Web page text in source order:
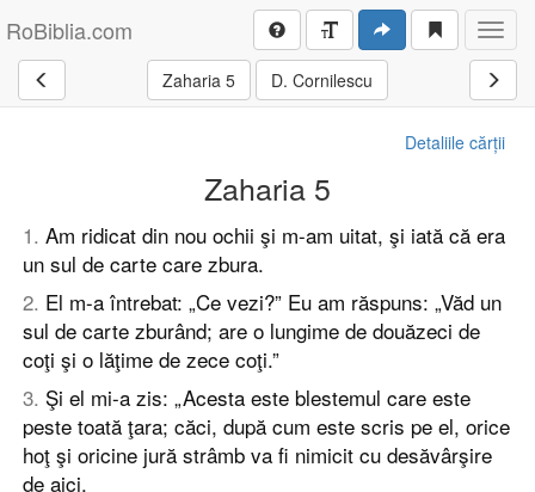
RoBiblia.com
Zaharia 5 D. Cornilescu
Detaliile cărții
Zaharia 5
1. Am ridicat din nou ochii şi m-am uitat, şi iată că era
un sul de carte care zbura.
2. El m-a întrebat: „Ce vezi?” Eu am răspuns: „Văd un
sul de carte zburând; are o lungime de douăzeci de
coţi şi o lăţime de zece coţi.”
3. Şi el mi-a zis: „Acesta este blestemul care este
peste toată ţara; căci, după cum este scris pe el, orice
hoţ şi oricine jură strâmb va fi nimicit cu desăvârşire
de aici.